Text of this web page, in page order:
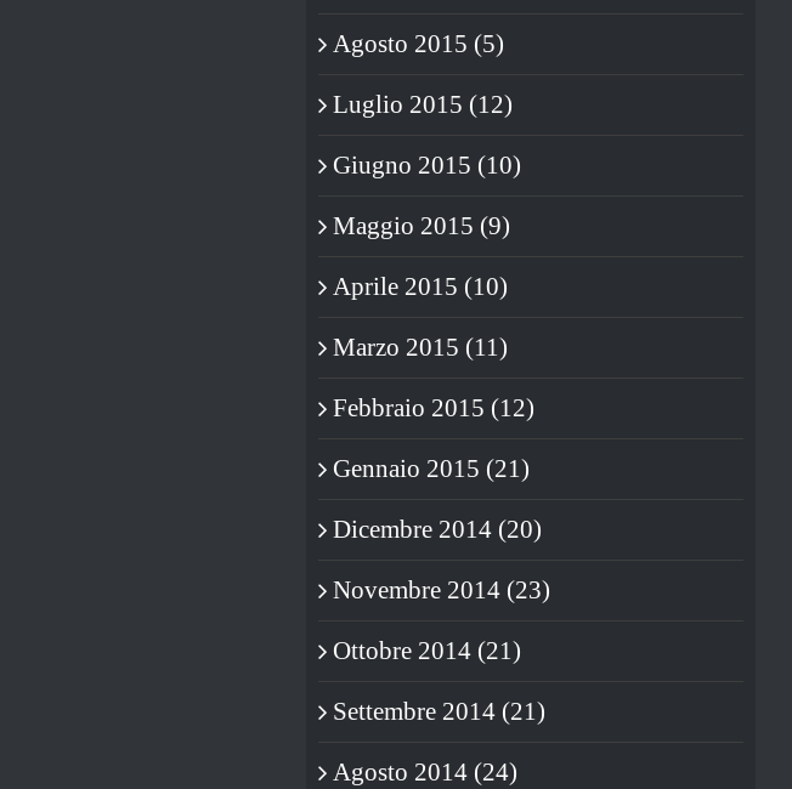
Agosto 2015 (5)
Luglio 2015 (12)
Giugno 2015 (10)
Maggio 2015 (9)
Aprile 2015 (10)
Marzo 2015 (11)
Febbraio 2015 (12)
Gennaio 2015 (21)
Dicembre 2014 (20)
Novembre 2014 (23)
Ottobre 2014 (21)
Settembre 2014 (21)
Agosto 2014 (24)